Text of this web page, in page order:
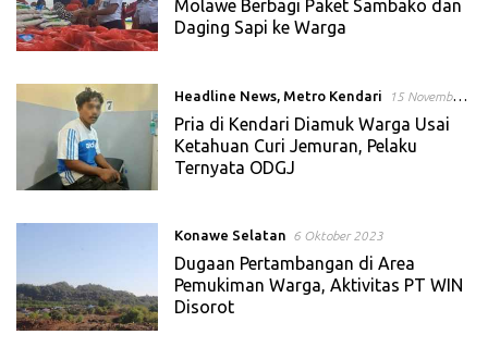
Molawe Berbagi Paket Sambako dan
Daging Sapi ke Warga
Headline News, Metro Kendari
15 November
2023
Pria di Kendari Diamuk Warga Usai
Ketahuan Curi Jemuran, Pelaku
Ternyata ODGJ
Konawe Selatan 6 Oktober 2023
Dugaan Pertambangan di Area
Pemukiman Warga, Aktivitas PT WIN
Disorot